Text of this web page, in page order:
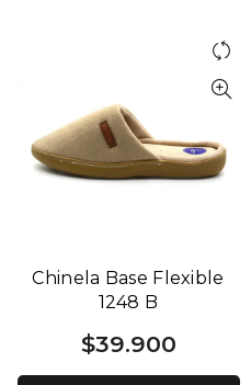
Chinela Base Flexible
1248 B
$39.900